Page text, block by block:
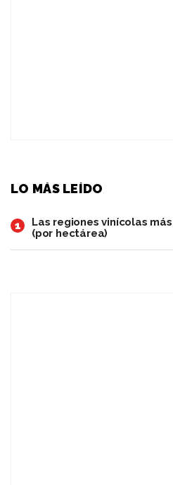
LO MÁS LEÍDO
1
Las regiones vinícolas
(por hectárea)